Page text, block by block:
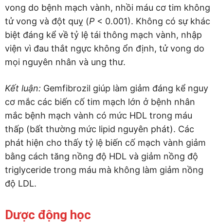
vong do bệnh mạch vành, nhồi máu cơ tim không
tử vong và đột quỵ (P< 0.001). Không có sự khác
biệt đáng kể về tỷ lệ tái thông mạch vành, nhập
viện vì đau thắt ngực không ổn định, tử vong do
mọi nguyên nhân và ung thư.
Kết luận: Gemfibrozil giúp làm giảm đáng kể nguy
cơ mắc các biến cố tim mạch lớn ở bệnh nhân
mắc bệnh mạch vành có mức HDL trong máu
thấp (bất thường mức lipid nguyên phát). Các
phát hiện cho thấy tỷ lệ biến cố mạch vành giảm
bằng cách tăng nồng độ HDL và giảm nồng độ
triglyceride trong máu mà không làm giảm nồng
độ LDL.
Dược động học